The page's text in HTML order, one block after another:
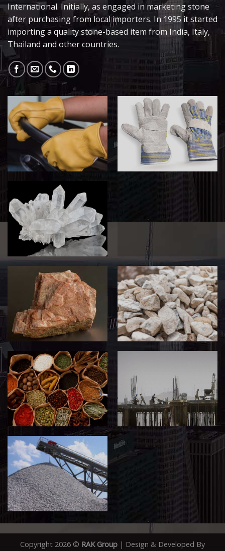
International. Initially, as engaged in marketing stone
after purchasing from local importers. In 1995 it started
importing a quality stone-based item from India, Italy,
Thailand and other countries.
Copyright 2026 © RAK Group | Design & Developed By